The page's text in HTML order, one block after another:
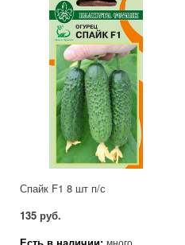
Спайк F1 8 шт п/с
135 руб.
много